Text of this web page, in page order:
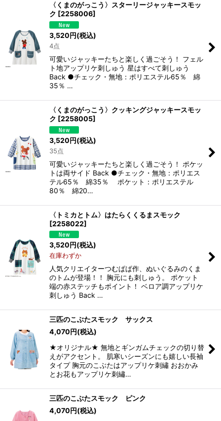
〈くまのがっこう〉スターリージャッキースモッ
ク [2258006]
3,520円(税込)
4点
可愛いジャッキーたちと楽しく過ごそう！ フェル
ト地アップリケ刺しゅう 星はすべて刺しゅう
Back ●チェック・無地：ポリエステル65％ 綿
35％ …
〈くまのがっこう〉クッキングジャッキースモッ
ク [2258005]
3,520円(税込)
35点
可愛いジャッキーたちと楽しく過ごそう！ ポケッ
トは両サイド Back ●チェック・無地：ポリエス
テル65％ 綿35％ ポケット：ポリエステル
80％ 綿20…
〈トミカとトム〉はたらくくるまスモック
[2258022]
3,520円(税込)
在庫わずか
人気クリエイターつむぱぱ作、ぬいぐるみのくま
のトムが登場！！ 胸元にも刺しゅう。 ポケット
端の赤ステッチもポイント！ ベロア調アップリケ
刺しゅう Back …
三匹のこぶたスモック サックス
4,070円(税込)
★オリジナル★ 無地とギンガムチェックの切り替
えがアクセント。 肌寒いシーズンにも嬉しい長袖
タイプ 胸元のこぶたはアップリケ刺繡 おおかみ
とお花もアップリケ刺繡…
三匹のこぶたスモック ピンク
4,070円(税込)